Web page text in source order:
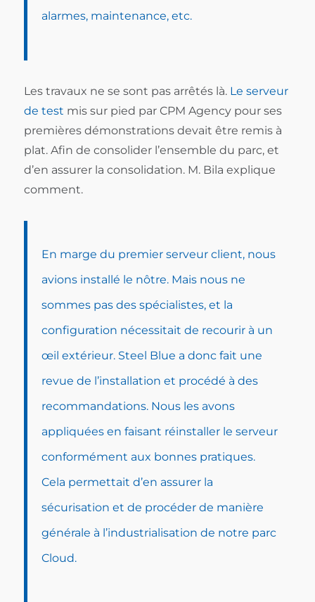
alarmes, maintenance, etc.
Les travaux ne se sont pas arrêtés là. Le serveur
de test mis sur pied par CPM Agency pour ses
premières démonstrations devait être remis à
plat. Afin de consolider l’ensemble du parc, et
d’en assurer la consolidation. M. Bila explique
comment.
En marge du premier serveur client, nous
avions installé le nôtre. Mais nous ne
sommes pas des spécialistes, et la
configuration nécessitait de recourir à un
œil extérieur. Steel Blue a donc fait une
revue de l’installation et procédé à des
recommandations. Nous les avons
appliquées en faisant réinstaller le serveur
conformément aux bonnes pratiques.
Cela permettait d’en assurer la
sécurisation et de procéder de manière
générale à l’industrialisation de notre parc
Cloud.